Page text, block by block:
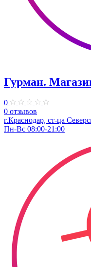
Гурман.
0
0 отзывов
г.Краснодар, ст-ца
Пн-Вс 08:00-21:00